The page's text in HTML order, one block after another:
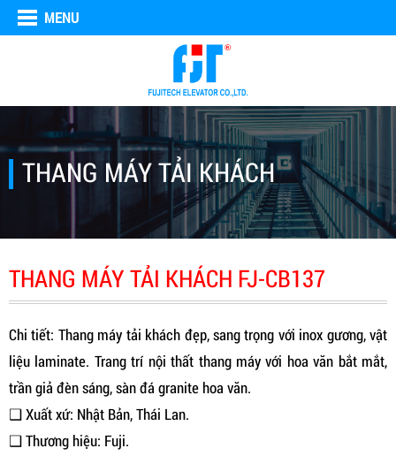
MENU
THANG MÁY TẢI KHÁCH
THANG MÁY TẢI KHÁCH FJ-CB137
Chi tiết: Thang máy tải khách đẹp, sang trọng với inox gương, vật
liệu laminate. Trang trí nội thất thang máy với hoa văn bắt mắt,
trần giả đèn sáng, sàn đá granite hoa văn.
❑ Xuất xứ: Nhật Bản, Thái Lan.
❑ Thương hiệu: Fuji.